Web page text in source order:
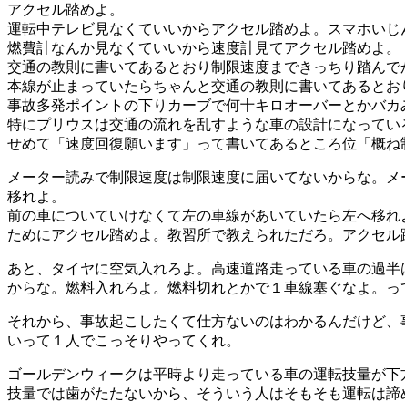
アクセル踏めよ。
運転中テレビ見なくていいからアクセル踏めよ。スマホい
燃費計なんか見なくていいから速度計見てアクセル踏めよ。
交通の教則に書いてあるとおり制限速度まできっちり踏んで
本線が止まっていたらちゃんと交通の教則に書いてあると
事故多発ポイントの下りカーブで何十キロオーバーとかバ
特にプリウスは交通の流れを乱すような車の設計になってい
せめて「速度回復願います」って書いてあるところ位「概ね
メーター読みで制限速度は制限速度に届いてないからな。
移れよ。
前の車についていけなくて左の車線があいていたら左へ移
ためにアクセル踏めよ。教習所で教えられただろ。アクセル
あと、タイヤに空気入れろよ。高速道路走っている車の過
からな。燃料入れろよ。燃料切れとかで１車線塞ぐなよ。
それから、事故起こしたくて仕方ないのはわかるんだけど
いって１人でこっそりやってくれ。
ゴールデンウィークは平時より走っている車の運転技量が
技量では歯がたたないから、そういう人はそもそも運転は諦